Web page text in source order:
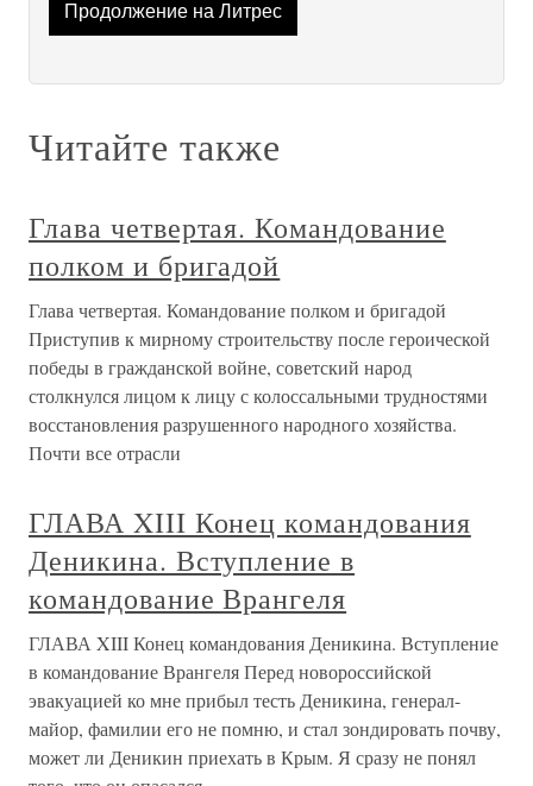
Продолжение на Литрес
Читайте также
Глава четвертая. Командование
полком и бригадой
Глава четвертая. Командование полком и бригадой
Приступив к мирному строительству после героической
победы в гражданской войне, советский народ
столкнулся лицом к лицу с колоссальными трудностями
восстановления разрушенного народного хозяйства.
Почти все отрасли
ГЛАВА XIII Конец командования
Деникина. Вступление в
командование Врангеля
ГЛАВА XIII Конец командования Деникина. Вступление
в командование Врангеля Перед новороссийской
эвакуацией ко мне прибыл тесть Деникина, генерал-
майор, фамилии его не помню, и стал зондировать почву,
может ли Деникин приехать в Крым. Я сразу не понял